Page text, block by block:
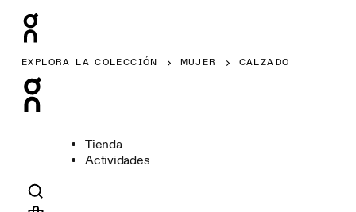
EXPLORA LA COLECCIÓN MUJER CALZADO
Tienda
Actividades